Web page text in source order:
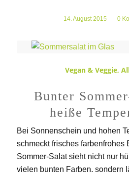
14. August 2015
/ 0
Vegan & Veggie,
Bunter
heiße
Bei Sonnenschein und hohen
schmeckt frisches farbenfrohes
Sommer-Salat sieht nicht nur
vielen bunten Farben, sondern